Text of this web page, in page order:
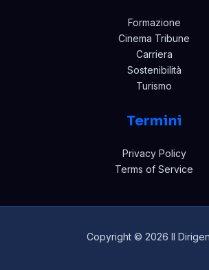
Formazione
Cinema Tribune
Carriera
Sostenibilità
Turismo
Termini
Privacy Policy
Terms of Service
Copyright © 2026 Il